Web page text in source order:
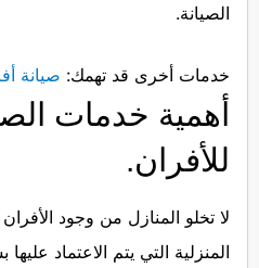
الصيانة.
خدمات أخرى قد تهمك: صيانة
أهمية خدمات
للأفران.
لا تخلو المنازل من وجود
المنزلية التي يتم الاعتماد